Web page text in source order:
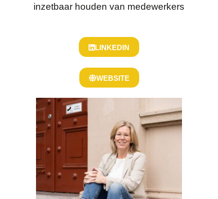
inzetbaar houden van medewerkers
LINKEDIN
WEBSITE